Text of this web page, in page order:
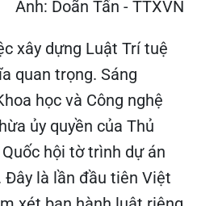
Ảnh: Doãn Tấn - TTXVN
xây dựng Luật Trí tuệ
quan trọng. Sáng
học và Công nghệ
ủy quyền của Thủ
hội tờ trình dự án
là lần đầu tiên Việt